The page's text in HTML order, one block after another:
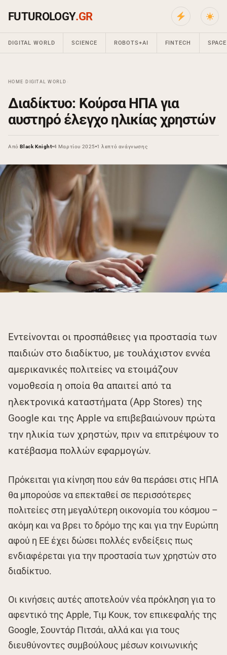
FUTUROLOGY.GR
DIGITAL WORLD SCIENCE ROBOTS+AI FINTECH SPACE
HOME DIGITAL WORLD
Διαδίκτυο: Κούρσα ΗΠΑ για
αυστηρό έλεγχο ηλικίας χρηστών
ΑπόBlack Knight 4 Μαρτίου 2025 1 λεπτό ανάγνωσης
Εντείνονται οι προσπάθειες για προστασία των
παιδιών στο διαδίκτυο, με τουλάχιστον εννέα
αμερικανικές πολιτείες να ετοιμάζουν
νομοθεσία η οποία θα απαιτεί από τα
ηλεκτρονικά καταστήματα (App Stores) της
Google και της Apple να επιβεβαιώνουν πρώτα
την ηλικία των χρηστών, πριν να επιτρέψουν το
κατέβασμα πολλών εφαρμογών.
Πρόκειται για κίνηση που εάν θα περάσει στις ΗΠΑ
θα μπορούσε να επεκταθεί σε περισσότερες
πολιτείες στη μεγαλύτερη οικονομία του κόσμου –
ακόμη και να βρει το δρόμο της και για την Ευρώπη
αφού η ΕΕ έχει δώσει πολλές ενδείξεις πως
ενδιαφέρεται για την προστασία των χρηστών στο
διαδίκτυο.
Οι κινήσεις αυτές αποτελούν νέα πρόκληση για το
αφεντικό της Apple, Τιμ Κουκ, τον επικεφαλής της
Google, Σουντάρ Πιτσάι, αλλά και για τους
διευθύνοντες συμβούλους μέσων κοινωνικής